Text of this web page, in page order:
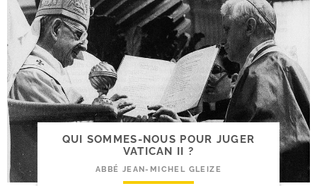
QUI SOMMES-​NOUS POUR JUGER
VATICAN II ?
ABBÉ JEAN-MICHEL GLEIZE